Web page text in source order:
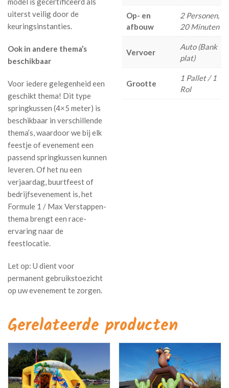
uiterst veilig door de
keuringsinstanties.
Ook in andere thema’s
beschikbaar
Voor iedere gelegenheid een
geschikt thema! Dit type
springkussen (4×5 meter) is
beschikbaar in verschillende
thema’s, waardoor we bij elk
feestje of evenement een
passend springkussen kunnen
leveren. Of het nu een
verjaardag, buurtfeest of
bedrijfsevenement is, het
Formule 1 / Max Verstappen-
thema brengt een race-
ervaring naar de
feestlocatie.
Op- en
afbouw
2 Personen,
20 Minuten
Vervoer
Auto (Bank
plat)
Grootte
1 Pallet / 1
Rol
Gerelateerde producten